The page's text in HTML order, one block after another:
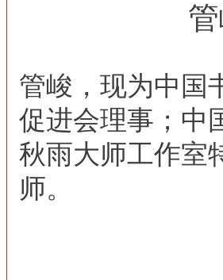
管峻，现为中国
促进会理事；中
秋雨大师工作室
师。